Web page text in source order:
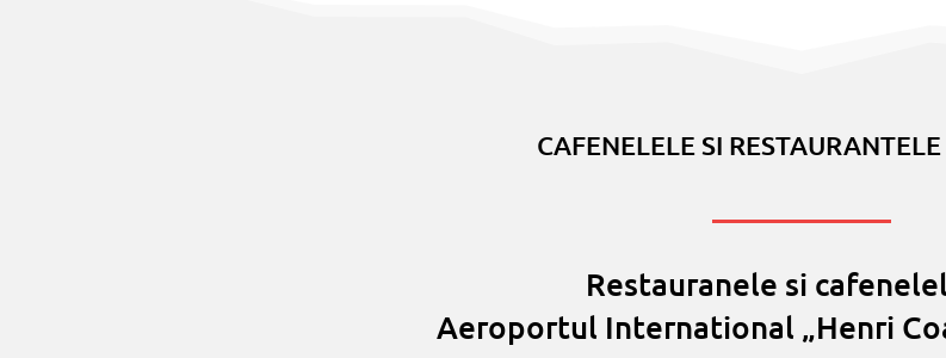
CAFENELELE SI
Restauranele si
Aeroportul International „Henri